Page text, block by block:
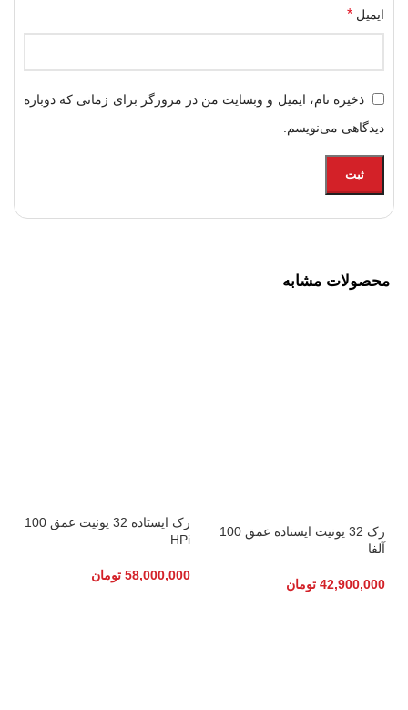
ایمیل *
ذخیره نام، ایمیل و وبسایت من در مرورگر برای زمانی که دوباره
دیدگاهی می‌نویسم.
محصولات مشابه
رک 32 یونیت ایستاده عمق 100
آلفا
42,900,000 تومان
رک ایستاده 32 یونیت عمق 100
HPi
58,000,000 تومان